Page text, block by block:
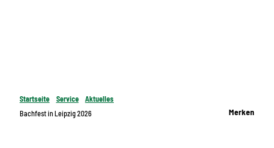
Startseite Service
Aktuelles
Bachfest in Leipzig 2026
Merken